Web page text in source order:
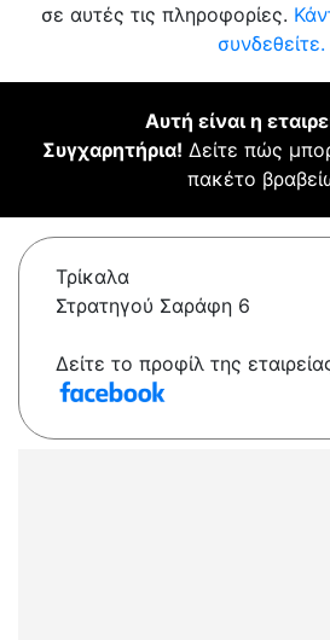
σε αυτές τις πληροφορίες.
συνδεθείτε.
Αυτή είναι η
Συγχαρητήρια! Δείτε πώς
πακέτο
Τρίκαλα
Στρατηγού Σαράφη 6
Δείτε το προφίλ της